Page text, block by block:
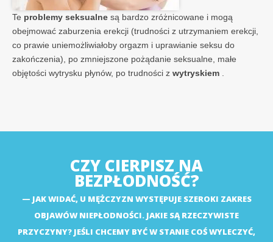
Te problemy seksualne są bardzo zróżnicowane i mogą
obejmować zaburzenia erekcji (trudności z utrzymaniem erekcji,
co prawie uniemożliwiałoby orgazm i uprawianie seksu do
zakończenia), po zmniejszone pożądanie seksualne, małe
objętości wytrysku płynów, po trudności z wytryskiem
CZY CIERPISZ NA
BEZPŁODNOŚĆ?
JAK WIDAĆ, U MĘŻCZYZN WYSTĘPUJE SZEROKI ZAKRES
OBJAWÓW NIEPŁODNOŚCI. JAKIE SĄ RZECZYWISTE
PRZYCZYNY? JEŚLI CHCEMY BYĆ W STANIE COŚ WYLECZYĆ,